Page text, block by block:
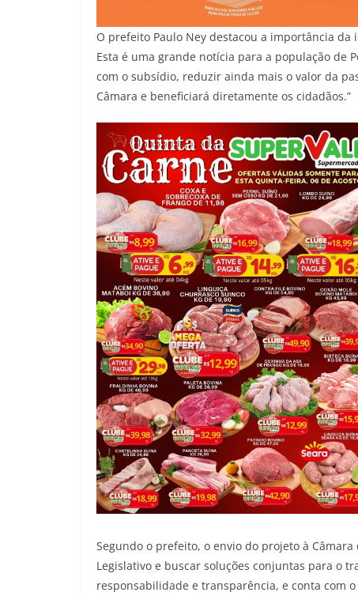
O prefeito Paulo Ney destacou a importância da
Esta é uma grande notícia para a população de
com o subsídio, reduzir ainda mais o valor da
Câmara e beneficiará diretamente os cidadãos.”
Segundo o prefeito, o envio do projeto à
Legislativo e buscar soluções conjuntas para o
responsabilidade e transparência, e conta com